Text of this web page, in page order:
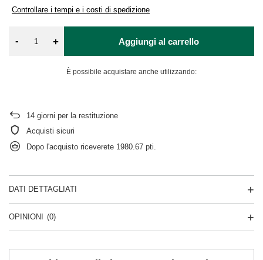
Controllare i tempi e i costi di spedizione
- + Aggiungi al carrello
È possibile acquistare anche utilizzando:
14 giorni per la restituzione
Acquisti sicuri
Dopo l'acquisto riceverete 1980.67 pti.
DATI DETTAGLIATI
OPINIONI (0)